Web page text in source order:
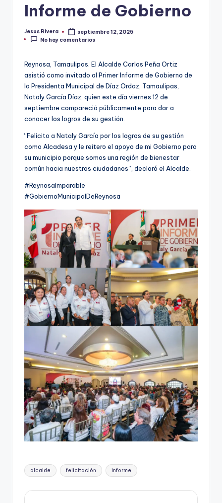
Informe de Gobierno
Publicado
por
Jesus Rivera
septiembre 12, 2025
No hay comentarios
Reynosa, Tamaulipas. El Alcalde Carlos Peña Ortiz
asistió como invitado al Primer Informe de Gobierno de
la Presidenta Municipal de Díaz Ordaz, Tamaulipas,
Nataly García Díaz, quien este día viernes 12 de
septiembre compareció públicamente para dar a
conocer los logros de su gestión.
“Felicito a Nataly García por los logros de su gestión
como Alcadesa y le reitero el apoyo de mi Gobierno para
su municipio porque somos una región de bienestar
común hacia nuestros ciudadanos”, declaró el Alcalde.
#ReynosaImparable
#GobiernoMunicipalDeReynosa
Etiquetas:
alcalde felicitación informe